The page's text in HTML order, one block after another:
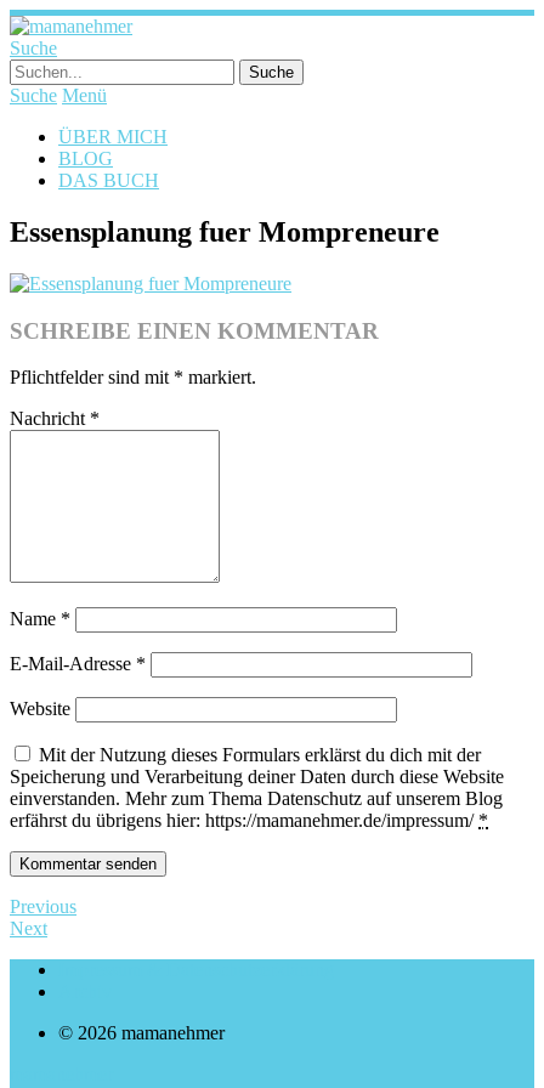
Suche
Suche Menü
ÜBER MICH
BLOG
DAS BUCH
Essensplanung fuer Mompreneure
SCHREIBE EINEN KOMMENTAR
Pflichtfelder sind mit * markiert.
Nachricht *
Name *
E-Mail-Adresse *
Website
Mit der Nutzung dieses Formulars erklärst du dich mit der
Speicherung und Verarbeitung deiner Daten durch diese Website
einverstanden. Mehr zum Thema Datenschutz auf unserem Blog
erfährst du übrigens hier: https://mamanehmer.de/impressum/ *
Previous
Next
© 2026 mamanehmer